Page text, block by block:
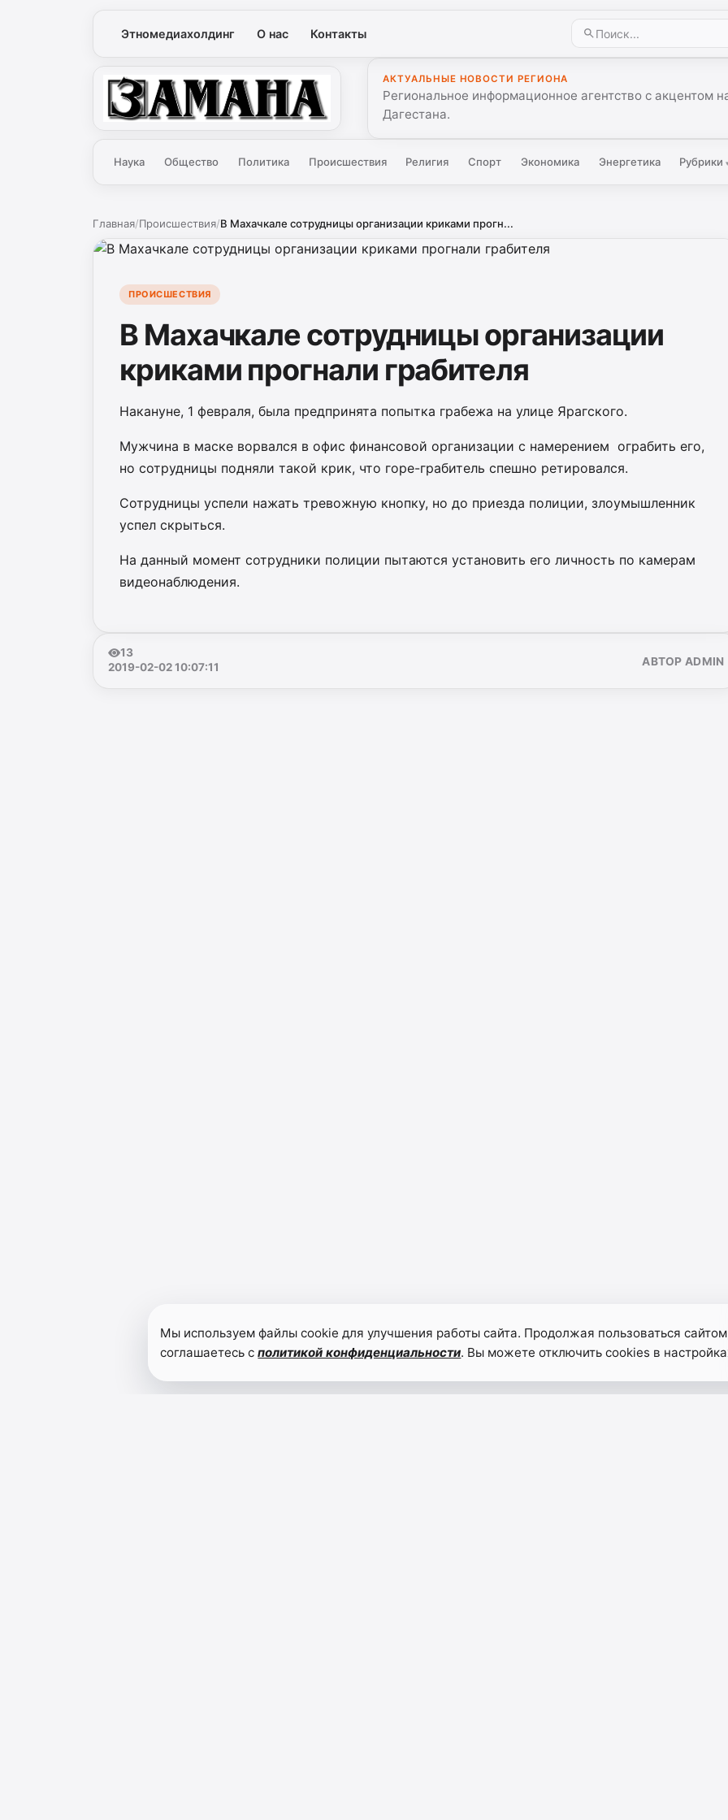
Этномедиахолдинг О нас Контакты
Замана
АКТУАЛЬНЫЕ НОВОСТИ РЕГИОНА
Региональное информационное агентство с акцентом
Дагестана.
Наука Общество Политика Происшествия Религия Спорт Экономика Энергетика Рубрики▾
Главная/Происшествия/В Махачкале сотрудницы организации криками прогн...
ПРОИСШЕСТВИЯ
В Махачкале сотрудницы организации
криками прогнали грабителя
Накануне, 1 февраля, была предпринята попытка грабежа на улице Ярагского.
Мужчина в маске ворвался в офис финансовой организации с намерением ограбить его,
но сотрудницы подняли такой крик, что горе-грабитель спешно ретировался.
Сотрудницы успели нажать тревожную кнопку, но до приезда полиции, злоумышленник
успел скрыться.
На данный момент сотрудники полиции пытаются установить его личность по камерам
видеонаблюдения.
13
2019-02-02 10:07:11
АВТОР ADMIN
Мы используем файлы cookie для улучшения работы сайта. Продолжая пользоваться
соглашаетесь сполитикой конфиденциальности. Вы можете отключить cookies в